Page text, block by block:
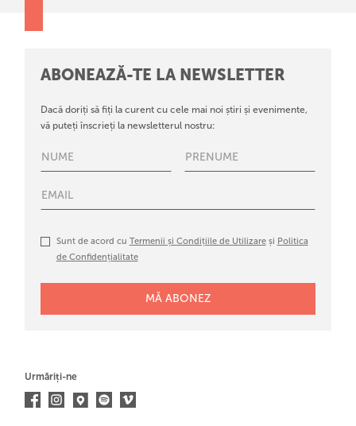
ABONEAZĂ-TE LA NEWSLETTER
Dacă doriți să fiți la curent cu cele mai noi știri și evenimente,
vă puteți înscrieți la newsletterul nostru:
Sunt de acord cu Termenii și Condițiile de Utilizareși Politica
de Confidențialitate
Urmăriți-ne